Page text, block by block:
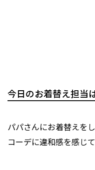
今日のお着替え担当
パパさんにお着替えを
コーデに違和感を感じ